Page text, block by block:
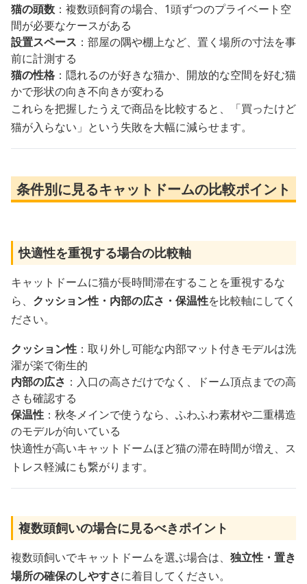
猫の頭数 ：複数頭飼育の場合、1頭ずつのプライベート空
間が必要なケースがある
設置スペース ：部屋の隅や棚上など、置く場所の寸法を事
前に計測する
猫の性格 ：隠れるのが好きな猫か、開放的な空間を好む猫
かで形状の向き不向きが変わる
これらを把握したうえで商品を比較すると、「買ったけど
猫が入らない」という失敗を大幅に減らせます。
条件別に見るキャットドームの比較ポイント
快適性を重視する場合の比較軸
キャットドームに猫が長時間滞在することを重視するな
ら、 クッション性・内部の広さ・保温性を比較軸にしてく
ださい。
クッション性 ：取り外し可能な内部マット付きモデルは洗
濯が楽で衛生的
内部の広さ ：入口の高さだけでなく、ドーム頂点までの高
さも確認する
保温性 ：秋冬メインで使うなら、ふわふわ素材や二重構造
のモデルが向いている
快適性が高いキャットドームほど猫の滞在時間が増え、ス
トレス軽減にも繋がります。
複数頭飼いの場合に見るべきポイント
複数頭飼いでキャットドームを選ぶ場合は、 独立性・置き
場所の確保のしやすさに着目してください。